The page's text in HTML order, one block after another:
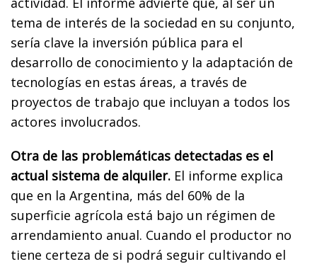
tema de interés de la sociedad en su conjunto,
sería clave la inversión pública para el
desarrollo de conocimiento y la adaptación de
tecnologías en estas áreas, a través de
proyectos de trabajo que incluyan a todos los
actores involucrados.
Otra de las problemáticas detectadas es el
actual sistema de alquiler. El informe explica
que en la Argentina, más del 60% de la
superficie agrícola está bajo un régimen de
arrendamiento anual. Cuando el productor no
tiene certeza de si podrá seguir cultivando el